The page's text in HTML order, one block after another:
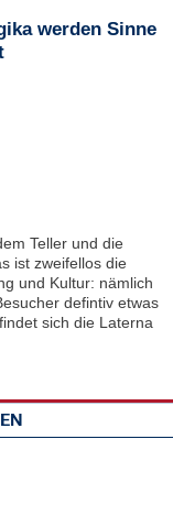
werden Sinne
Teller und die
ist zweifellos die
und Kultur: nämlich
defintiv etwas
sich die Laterna